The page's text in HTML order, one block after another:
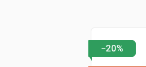
−20%